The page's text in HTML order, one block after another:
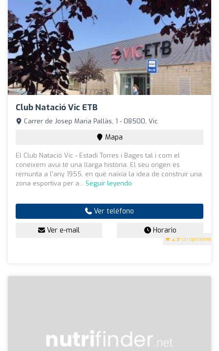
Club Natació Vic ETB
2.9 (31 opiniones)
Carrer de Josep Maria Pallàs, 1 - 08500, Vic
Mapa
El Club Natació Vic - Estadi Torres i Bages tal i com el
coneixem avui té una llarga història. El seu origen es
remunta a l’any 1955, en què naixia la idea de construir una
zona esportiva per a... Seguir leyendo
Ver teléfono
Ver e-mail Horario